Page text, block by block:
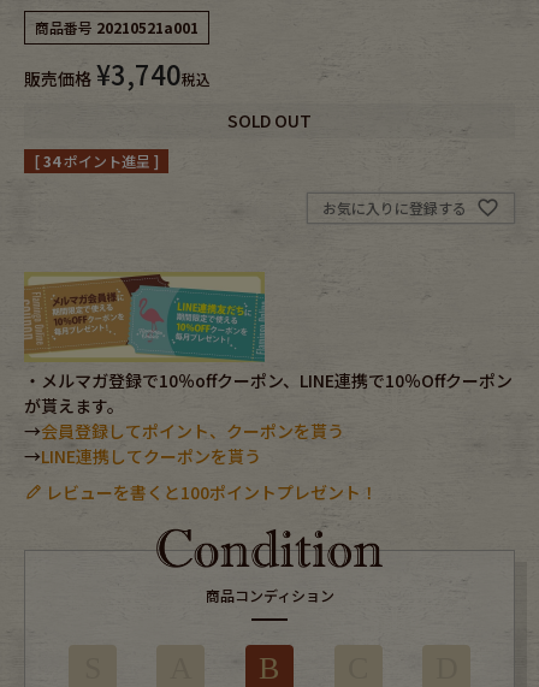
Tops
Fafatt
Eye Wear
Bag Stall・Scarf
Accessory Shoes
Belt antique goods
vintage bicycle
商品番号 20210521a001
販売価格 ¥3,740税込
SOLD OUT
[34ポイント進呈 ]
お気に入りに登録する
・メルマガ登録で10％offクーポン、LINE連携で10％Offクーポン
が貰えます。
→会員登録してポイント、クーポンを貰う
→LINE連携してクーポンを貰う
レビューを書くと100ポイントプレゼント！
商品コンディション
B